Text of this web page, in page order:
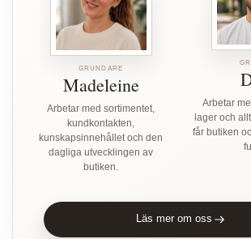
GRUNDARE
Madeleine
Arbetar med sortimentet,
kundkontakten,
kunskapsinnehållet och den
dagliga utvecklingen av
butiken.
Arbetar
lager och
får butiken
Läs mer om oss